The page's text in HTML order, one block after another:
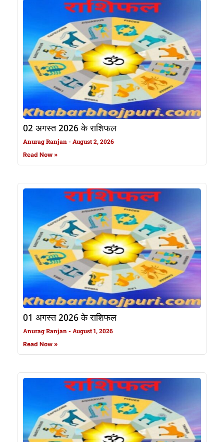
02 अगस्त 2026 के राशिफल
Anurag Ranjan August 2, 2026
Read Now »
01 अगस्त 2026 के राशिफल
Anurag Ranjan August 1, 2026
Read Now »